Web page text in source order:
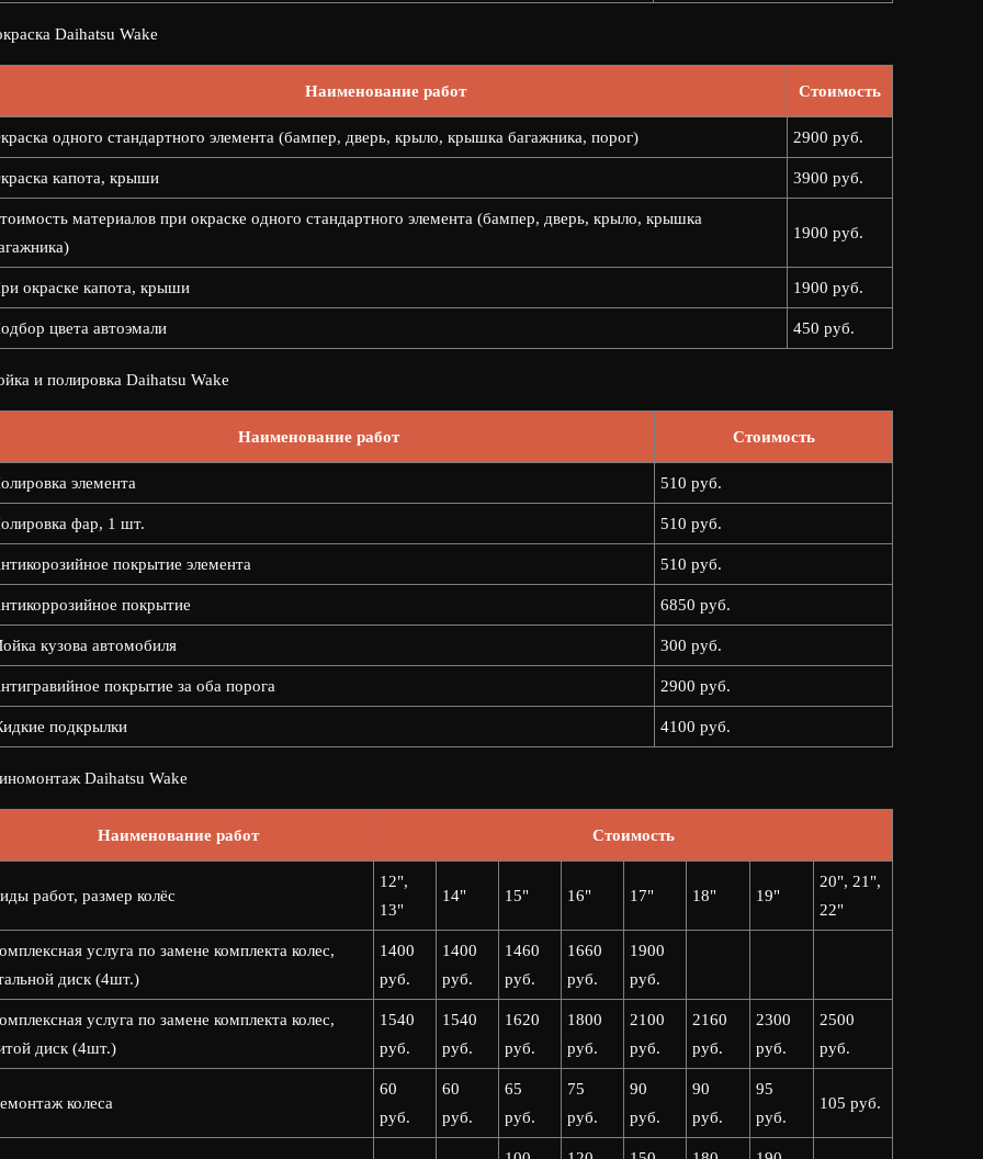
Daihatsu Wake
Наименование работ Стоимость
одного стандартного элемента (бампер, дверь, крыло, крышка багажника, порог) 2900 руб.
капота, крыши 3900 руб.
материалов при окраске одного стандартного элемента (бампер, дверь, крыло, крышка
1900 руб.
окраске капота, крыши 1900 руб.
цвета автоэмали 450 руб.
и полировка Daihatsu Wake
Наименование работ Стоимость
элемента 510 руб.
фар, 1 шт. 510 руб.
покрытие элемента 510 руб.
покрытие 6850 руб.
кузова автомобиля 300 руб.
покрытие за оба порога 2900 руб.
подкрылки 4100 руб.
Daihatsu Wake
Наименование работ Стоимость
работ, размер колёс
12",
13"
14" 15" 16" 17" 18" 19"
20", 21",
22"
услуга по замене комплекта колес,
диск (4шт.)
1400
руб.
1400
руб.
1460
руб.
1660
руб.
1900
руб.
услуга по замене комплекта колес,
диск (4шт.)
1540
руб.
1540
руб.
1620
руб.
1800
руб.
2100
руб.
2160
руб.
2300
руб.
2500
руб.
колеса
60
руб.
60
руб.
65
руб.
75
руб.
90
руб.
90
руб.
95
руб.
105 руб.